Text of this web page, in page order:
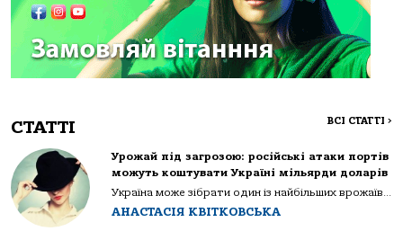
СТАТТІ ВСІ СТАТТІ >
Урожай під загрозою: російські атаки портів
можуть коштувати Україні мільярди доларів
Україна може зібрати один із найбільших врожаїв...
АНАСТАСІЯ КВІТКОВСЬКА